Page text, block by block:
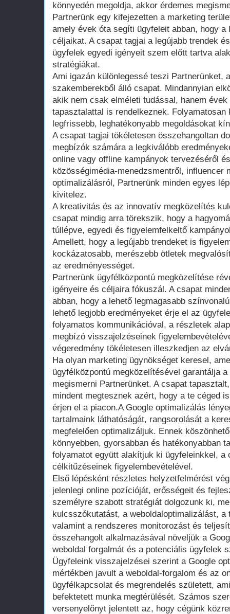
könnyedén megoldja, akkor érdemes
Partnerünk egy kifejezetten a marketing
amely évek óta segíti ügyfeleit abban, hogy a
céljaikat. A csapat tagjai a legújabb trendek
ügyfelek egyedi igényeit szem előtt tartva
stratégiákat.
Ami igazán különlegessé teszi Partnerünket,
szakemberekből álló csapat. Mindannyian
akik nem csak elméleti tudással, hanem
tapasztalattal is rendelkeznek. Folyamatosan
legfrissebb, leghatékonyabb megoldásokat
A csapat tagjai tökéletesen összehangoltan
megbízók számára a legkiválóbb
online vagy offline kampányok tervezéséről
közösségimédia-menedzsmentről, influencer
optimalizálásról, Partnerünk minden egyes
kivitelez.
A kreativitás és az innovatív megközelítés
csapat mindig arra törekszik, hogy a
túllépve, egyedi és figyelemfelkeltő
Amellett, hogy a legújabb trendeket is
kockázatosabb, merészebb ötletek
az eredményességet.
Partnerünk ügyfélközpontú megközelítése
igényeire és céljaira fókuszál. A csapat
abban, hogy a lehető legmagasabb
lehető legjobb eredményeket érje el az
folyamatos kommunikációval, a részletek
megbízó visszajelzéseinek
végeredmény tökéletesen illeszkedjen az
Ha olyan marketing ügynökséget keresel,
ügyfélközpontú megközelítésével garantálja
megismerni Partnerünket. A csapat
mindent megtesznek azért, hogy a te céged
érjen el a piacon.A Google optimalizálás
tartalmaink láthatóságát, rangsorolását a
megfelelően optimalizáljuk. Ennek
könnyebben, gyorsabban és hatékonyabban
folyamatot együtt alakítjuk ki ügyfeleinkkel, a
célkitűzéseinek figyelembevételével.
Első lépésként részletes helyzetfelmérést
jelenlegi online pozícióját, erősségeit és
személyre szabott stratégiát dolgozunk ki,
kulcsszókutatást, a weboldaloptimalizálást,
valamint a rendszeres monitorozást és
összehangolt alkalmazásával növeljük a
weboldal forgalmát és a potenciális ügyfelek
Ügyfeleink visszajelzései szerint a Google
mértékben javult a weboldal-forgalom és az
ügyfélkapcsolat és megrendelés született,
befektetett munka megtérülését. Számos
versenyelőnyt jelentett az, hogy cégünk